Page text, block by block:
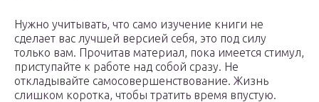
Нужно учитывать, что само изучение книги не
сделает вас лучшей версией себя, это под силу
только вам. Прочитав материал, пока имеется стимул,
приступайте к работе над собой сразу. Не
откладывайте самосовершенствование. Жизнь
слишком коротка, чтобы тратить время впустую.